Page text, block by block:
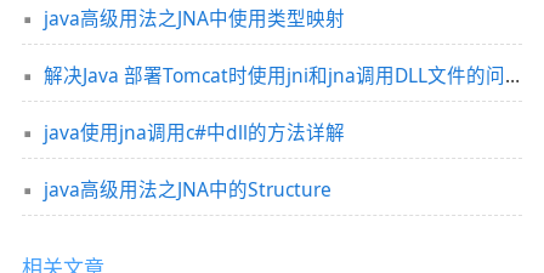
java高级用法之JNA中使用类型映射
解决Java 部署Tomcat时使用jni和jna调用DLL文件的问题
java使用jna调用c#中dll的方法详解
java高级用法之JNA中的Structure
相关文章